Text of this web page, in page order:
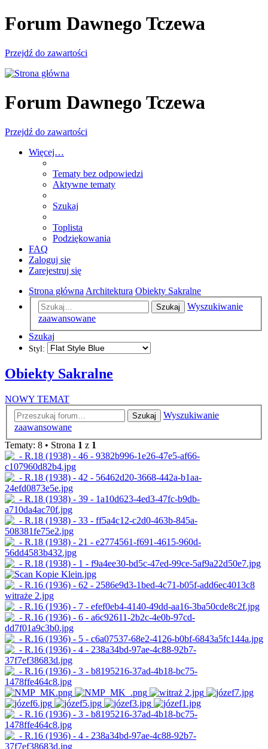
Forum Dawnego Tczewa
Przejdź do zawartości
Forum Dawnego Tczewa
Przejdź do zawartości
Więcej…
Tematy bez odpowiedzi
Aktywne tematy
Szukaj
Toplista
Podziękowania
FAQ
Zaloguj się
Zarejestruj się
Strona główna Architektura Obiekty Sakralne
Szukaj
Wyszukiwanie
zaawansowane
Szukaj
Styl:
Obiekty Sakralne
NOWY TEMAT
Szukaj
Wyszukiwanie
zaawansowane
Tematy: 8 • Strona 1 z 1